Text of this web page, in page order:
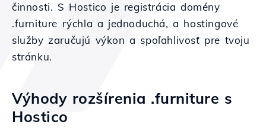
činnosti. S Hostico je registrácia domény
.furniture rýchla a jednoduchá, a hostingové
služby zaručujú výkon a spoľahlivosť pre tvoju
stránku.
Výhody rozšírenia .furniture s
Hostico